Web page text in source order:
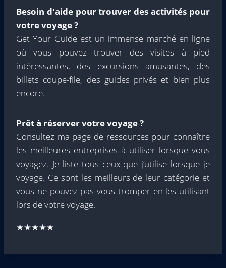
Besoin d'aide pour trouver des activités pour
votre voyage ?
Get Your Guide est un immense marché en ligne
où vous pouvez trouver des visites à pied
intéressantes, des excursions amusantes, des
billets coupe-file, des guides privés et bien plus
encore.
Prêt à réserver votre voyage ?
Consultez ma page de ressources pour connaître
les meilleures entreprises à utiliser lorsque vous
voyagez. Je liste tous ceux que j’utilise lorsque je
voyage. Ce sont les meilleurs de leur catégorie et
vous ne pouvez pas vous tromper en les utilisant
lors de votre voyage.
★★★★★